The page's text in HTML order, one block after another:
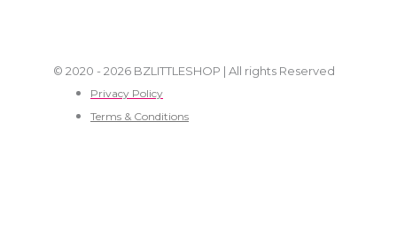
© 2020 - 2026 BZLITTLESHOP | All rights Reserved
Privacy Policy
Terms & Conditions